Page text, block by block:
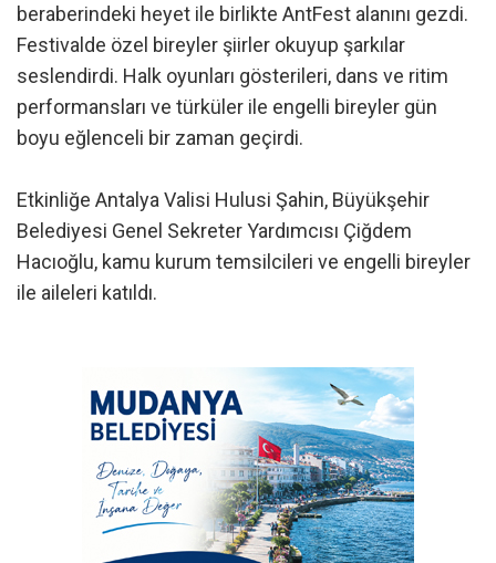
beraberindeki heyet ile birlikte AntFest alanını gezdi.
Festivalde özel bireyler şiirler okuyup şarkılar
seslendirdi. Halk oyunları gösterileri, dans ve ritim
performansları ve türküler ile engelli bireyler gün
boyu eğlenceli bir zaman geçirdi.
Etkinliğe Antalya Valisi Hulusi Şahin, Büyükşehir
Belediyesi Genel Sekreter Yardımcısı Çiğdem
Hacıoğlu, kamu kurum temsilcileri ve engelli bireyler
ile aileleri katıldı.